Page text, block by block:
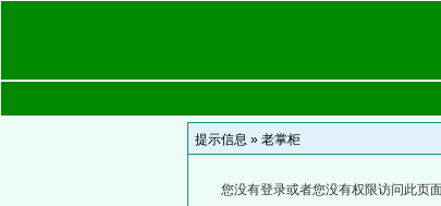
提示信息 » 老掌柜
您没有登录或者您没有权限访问此页